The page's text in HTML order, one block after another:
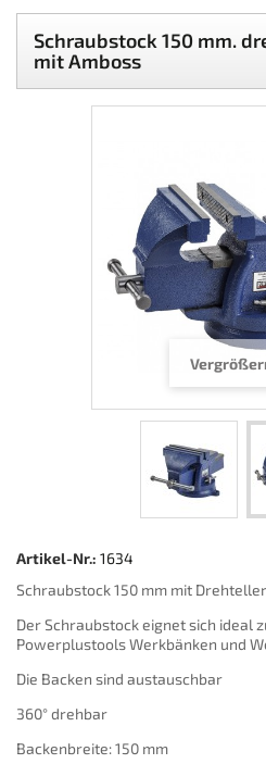
Schraubstock 150 mm.
mit Amboss
Artikel-Nr.: 1634
Schraubstock 150 mm mit Drehteller
Der Schraubstock eignet sich ideal
Powerplustools Werkbänken und
Die Backen sind austauschbar
360° drehbar
Backenbreite: 150 mm